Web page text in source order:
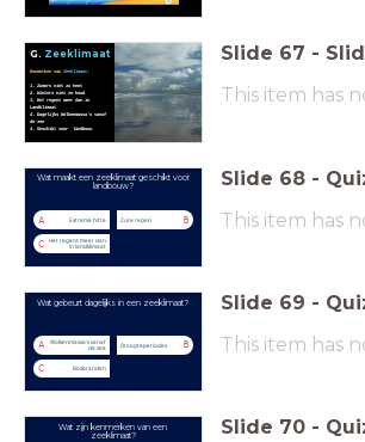
G. Zeeklimaat
Kenmerken vanZeeklimaat:
1. Zomers niet zo heet
2. Winters niet zo koud
3, Het regent meer dan in
Landklimaat
4. Dagelijks Wolkenmassa's vanaf
de zee
4. Geschikt voor landbouw
Slide 67 -
This item has
Wat maakt een zeeklimaat geschikt voor
landbouw?
A Extreme hitte B
Zure regen
C
Het regent meer dan
in landklimaat
Slide 68 -
This item has
Wat gebeurt dagelijks in een zeeklimaat?
A
Wolkenmassa's vanaf
de zee
B
Droogteperiodes
C Bosbranden
Slide 69 -
This item has
Wat zijn kenmerken van een
zeeklimaat?
Slide 70 -